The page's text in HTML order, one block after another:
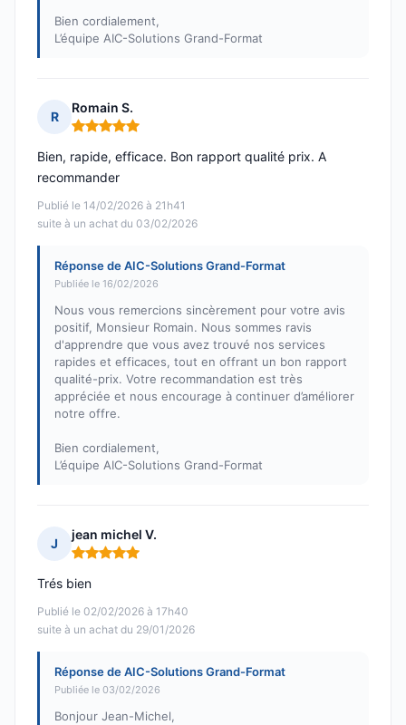
Bien cordialement,
L’équipe AIC-Solutions Grand-Format
R
Romain S.
Note : 5 sur 5
Publié le 14/02/2026 à 21h41
suite à un achat du 03/02/2026
Bien, rapide, efficace. Bon rapport qualité prix. A
recommander
Réponse de AIC-Solutions Grand-Format
Publiée le 16/02/2026
Nous vous remercions sincèrement pour votre avis
positif, Monsieur Romain. Nous sommes ravis
d'apprendre que vous avez trouvé nos services
rapides et efficaces, tout en offrant un bon rapport
qualité-prix. Votre recommandation est très
appréciée et nous encourage à continuer d’améliorer
notre offre.
Bien cordialement,
L’équipe AIC-Solutions Grand-Format
J
jean michel V.
Note : 5 sur 5
Publié le 02/02/2026 à 17h40
suite à un achat du 29/01/2026
Trés bien
Réponse de AIC-Solutions Grand-Format
Publiée le 03/02/2026
Bonjour Jean-Michel,